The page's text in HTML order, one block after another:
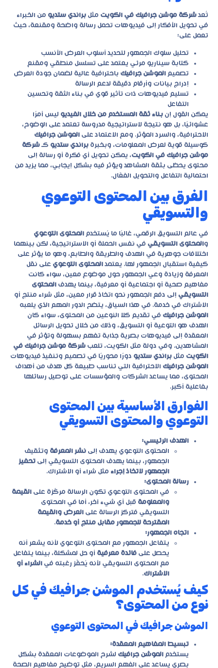
تُعد شركة موشن جرافيك في الكويت مثل براندي ستديو من الخبراء
في تحويل الأفكار إلى فيديوهات تحمل رسالة واضحة ومقنعة، حيث
تعمل على:
تحليل سلوك الجمهور لتحديد أسلوب العرض الأنسب
كتابة سيناريو مرئي يعتمد على تسلسل منطقي ومقنع
تصميم الموشن جرافيك باحترافية عالية لضمان جودة العرض
إدراج بيانات وأرقام دقيقة لدعم الرسالة
تسليم فيديوهات ذات تأثير قوي في بناء الثقة وتحسين
التفاعل
يمكن القول إن بناء ثقة المستخدم من خلال الفيديو ليس أمرًا
عشوائيًا، بل هو نتيجة لاستراتيجية مدروسة تعتمد على الوضوح،
الاحترافية، والسرد المؤثر. ومع الاعتماد على الموشن جرافيك
كوسيلة قوية لعرض المعلومات، وبخبرة براندي ستديو كـ شركة
موشن جرافيك في الكويت، يمكن تحويل أي فكرة أو رسالة إلى
محتوى يحظى بثقة المشاهد ويؤثر فيه بشكل إيجابي، مما يزيد من
احتمالية التفاعل والتحويل الفعّال.
الفرق بين المحتوى التوعوي
والتسويقي
في عالم التسويق الرقمي، غالبًا ما يُستخدم المحتوى التوعوي
والمحتوى التسويقي في نفس الحملة أو الاستراتيجية، لكن بينهما
اختلافات جوهرية في الهدف والطريقة والطابع، وهو ما يؤثر على
كيفية استقبال الجمهور لها. يعتمد المحتوى التوعوي على نقل
المعرفة وزيادة وعي الجمهور حول موضوع معين، سواء كانت
مفاهيم صحية أو اجتماعية أو معرفية، بينما يهدف المحتوى
التسويقي إلى دفع الجمهور نحو اتخاذ قرار معين، مثل شراء منتج أو
الاشتراك في خدمة. في هذا السياق، يتضح الدور المهم الذي يلعبه
الموشن جرافيك في تقديم كلا النوعين من المحتوى، سواء كان
الهدف هو التوعية أو التسويق، وذلك من خلال تحويل الرسائل
المعقدة إلى فيديوهات بصرية جذابة تفهم بسهولة وتؤثر في
المشاهدين. وفي دولة مثل الكويت، تلعب شركة موشن جرافيك في
الكويت مثل براندي ستديو دورًا محوريًا في تصميم وتنفيذ فيديوهات
الموشن جرافيك الاحترافية التي تناسب طبيعة كل هدف من أهداف
المحتوى، مما يساعد الشركات والمؤسسات على توصيل رسائلها
بفاعلية أكبر.
الفوارق الأساسية بين المحتوى
التوعوي والمحتوى التسويقي
الهدف الرئيسي:
المحتوى التوعوي يهدف إلى نشر المعرفة وتثقيف
الجمهور، بينما يهدف المحتوى التسويقي إلى تحفيز
الجمهور لاتخاذ إجراء مثل شراء أو الاشتراك.
رسالة المحتوى:
في المحتوى التوعوي تكون الرسالة مركّزة على القيمة
والمعلومة قبل أي شيء آخر، أما في المحتوى
التسويقي فتركز الرسالة على العرض والقيمة
المقترحة للجمهور مقابل منتج أو خدمة.
اتجاه الجمهور:
يتفاعل الجمهور مع المحتوى التوعوي لأنه يشعر أنه
يحصل على فائدة معرفية أو حل لمشكلة، بينما يتفاعل
مع المحتوى التسويقي لأنه يُحفّز رغبته في الشراء أو
الاشتراك.
كيف يُستخدم الموشن جرافيك في كل
نوع من المحتوى؟
الموشن جرافيك في المحتوى التوعوي
تبسيط المفاهيم المعقدة:
يستخدم الموشن جرافيك لشرح الموضوعات المعقدة بشكل
بصري يساعد على الفهم السريع، مثل توضيح مفاهيم الصحة